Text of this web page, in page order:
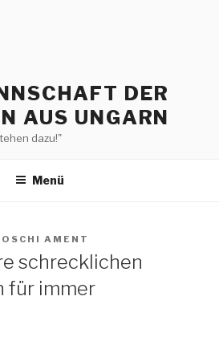
DER
AUS UNGARN
dazu!"
Menü
AMENT
schrecklichen
für immer